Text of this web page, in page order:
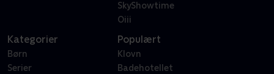
SkyShowtime
Oiii
Kategorier
Børn
Serier
Populært
Klovn
Badehotellet